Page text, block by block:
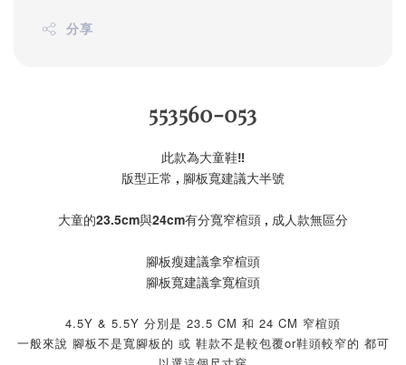
分享
553560-053
此款為大童鞋‼️
版型正常 , 腳板寬建議大半號
大童的23.5cm與24cm有分寬窄楦頭 , 成人款無區分
腳板瘦建議拿窄楦頭
腳板寬建議拿寬楦頭
4.5Y & 5.5Y 分別是 23.5 CM 和 24 CM 窄楦頭
一般來說 腳板不是寬腳板的 或 鞋款不是較包覆or鞋頭較窄的 都可